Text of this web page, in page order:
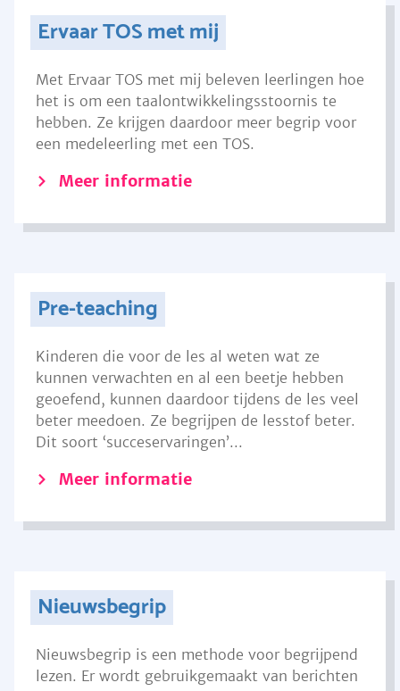
Ervaar TOS met mij
Met Ervaar TOS met mij beleven leerlingen hoe
het is om een taalontwikkelingsstoornis te
hebben. Ze krijgen daardoor meer begrip voor
een medeleerling met een TOS.
Meer informatie
Pre-teaching
Kinderen die voor de les al weten wat ze
kunnen verwachten en al een beetje hebben
geoefend, kunnen daardoor tijdens de les veel
beter meedoen. Ze begrijpen de lesstof beter.
Dit soort ‘succeservaringen’...
Meer informatie
Nieuwsbegrip
Nieuwsbegrip is een methode voor begrijpend
lezen. Er wordt gebruikgemaakt van berichten